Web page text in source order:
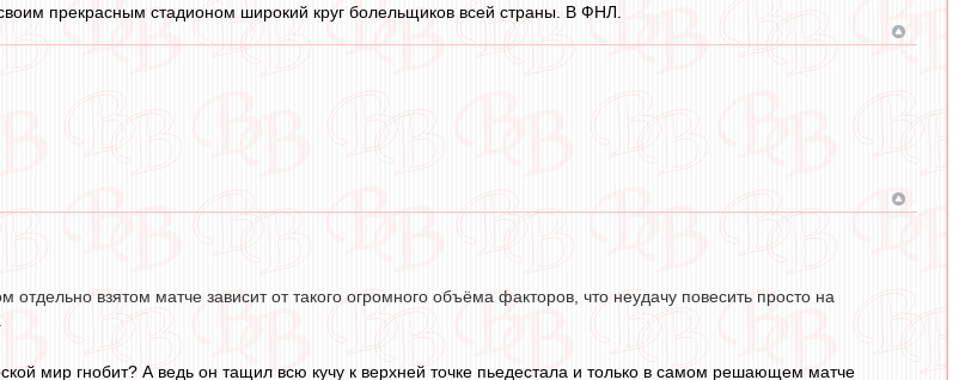
прекрасным стадионом широкий круг болельщиков всей страны. В ФНЛ.
взятом матче зависит от такого огромного объёма факторов, что неудачу повесить просто на
мир гнобит? А ведь он тащил всю кучу к верхней точке пьедестала и только в самом решающем матче